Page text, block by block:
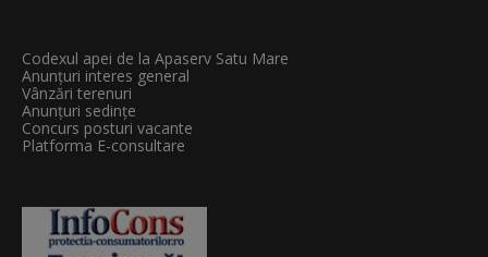
Codexul apei de la Apaserv Satu Mare
Anunțuri interes general
Vânzări terenuri
Anunțuri sedințe
Concurs posturi vacante
Platforma E-consultare